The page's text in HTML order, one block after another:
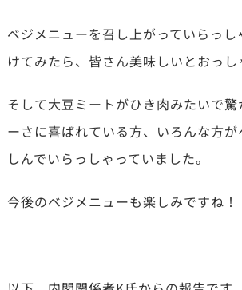
ベジメニューを召し上がっていらっ
けてみたら、皆さん美味しいとおっし
そして大豆ミートがひき肉みたいで
ーさに喜ばれている方、いろんな方
しんでいらっしゃっていました。
今後のベジメニューも楽しみですね！